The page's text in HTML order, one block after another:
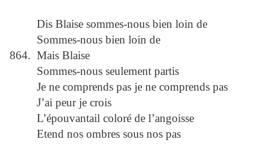
Dis Blaise sommes-nous bien loin de
Sommes-nous bien loin de
864. Mais Blaise
Sommes-nous seulement partis
Je ne comprends pas je ne comprends pas
J’ai peur je crois
L’épouvantail coloré de l’angoisse
Etend nos ombres sous nos pas